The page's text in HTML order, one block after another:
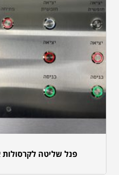
פנל שליטה לקרסולות